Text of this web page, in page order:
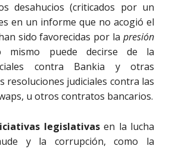
desahucios (criticados por un
en un informe que no acogió el
sido favorecidas por la presión
mismo puede decirse de la
contra Bankia y otras
resoluciones judiciales contra las
u otros contratos bancarios.
legislativasen la lucha
y la corrupción, como la